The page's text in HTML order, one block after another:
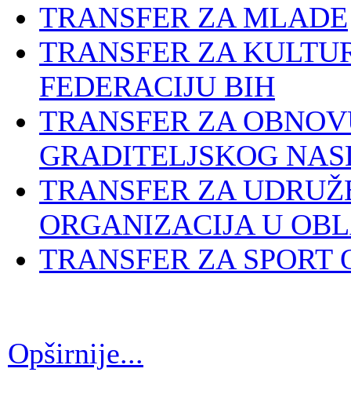
TRANSFER ZA MLADE
TRANSFER ZA
FEDERACIJU BIH
TRANSFER ZA
GRADITELJSKOG
TRANSFER ZA
ORGANIZACIJA U
TRANSFER ZA
Opširnije...